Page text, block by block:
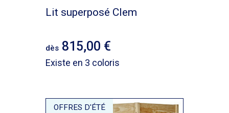
Lit superposé Clem
dès 815,00
Existe en 3 coloris
OFFRES D'ÉTÉ